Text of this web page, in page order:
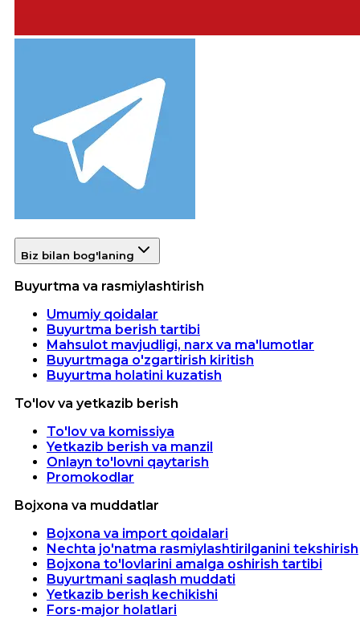
Biz bilan bog'laning
Buyurtma va rasmiylashtirish
Umumiy qoidalar
Buyurtma berish tartibi
Mahsulot mavjudligi, narx va ma'lumotlar
Buyurtmaga o'zgartirish kiritish
Buyurtma holatini kuzatish
To'lov va yetkazib berish
To'lov va komissiya
Yetkazib berish va manzil
Onlayn to'lovni qaytarish
Promokodlar
Bojxona va muddatlar
Bojxona va import qoidalari
Nechta jo'natma rasmiylashtirilganini tekshirish
Bojxona to'lovlarini amalga oshirish tartibi
Buyurtmani saqlash muddati
Yetkazib berish kechikishi
Fors-major holatlari